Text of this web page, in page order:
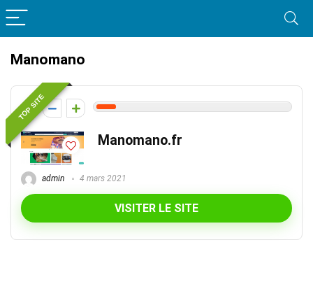
Manomano
TOP SITE
1
Manomano.fr
admin 4 mars 2021
VISITER LE SITE